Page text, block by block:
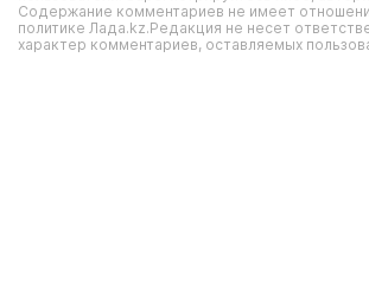
Содержание комментариев не имеет
политике Лада.kz.Редакция не несет
характер комментариев, оставляемых